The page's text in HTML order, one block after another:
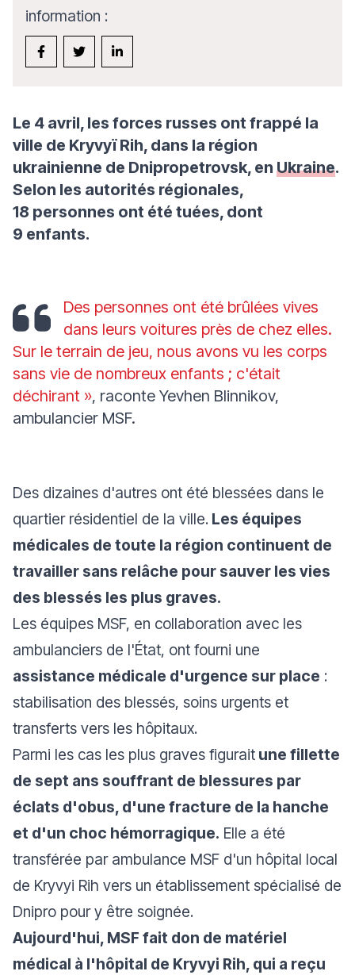
information :
Le 4 avril, les forces russes ont frappé la
ville de Kryvyï Rih, dans la région
ukrainienne de Dnipropetrovsk, en Ukraine.
Selon les autorités régionales,
18 personnes ont été tuées, dont
9 enfants.
Des personnes ont été brûlées vives
dans leurs voitures près de chez elles.
Sur le terrain de jeu, nous avons vu les corps
sans vie de nombreux enfants ; c'était
déchirant », raconte Yevhen Blinnikov,
ambulancier MSF.
Des dizaines d'autres ont été blessées dans le
quartier résidentiel de la ville. Les équipes
médicales de toute la région continuent de
travailler sans relâche pour sauver les vies
des blessés les plus graves.
Les équipes MSF, en collaboration avec les
ambulanciers de l'État, ont fourni une
assistance médicale d'urgence sur place :
stabilisation des blessés, soins urgents et
transferts vers les hôpitaux.
Parmi les cas les plus graves figurait une fillette
de sept ans souffrant de blessures par
éclats d'obus, d'une fracture de la hanche
et d'un choc hémorragique. Elle a été
transférée par ambulance MSF d'un hôpital local
de Kryvyi Rih vers un établissement spécialisé de
Dnipro pour y être soignée.
Aujourd'hui, MSF fait don de matériel
médical à l'hôpital de Kryvyi Rih, qui a reçu